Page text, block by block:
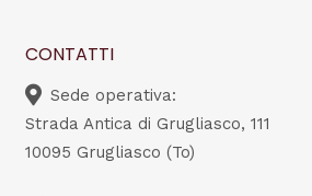
CONTATTI
Sede operativa:
Strada Antica di Grugliasco, 111
10095 Grugliasco (To)